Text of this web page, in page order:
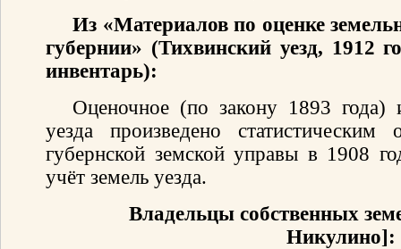
Из «Материалов по оценке
губернии» (Тихвинский уезд, 1912
инвентарь):
Оценочное (по закону 1893 года)
уезда произведено статистическим
губернской земской управы в 1908
учёт земель уезда.
Владельцы собственных
Никулино]: